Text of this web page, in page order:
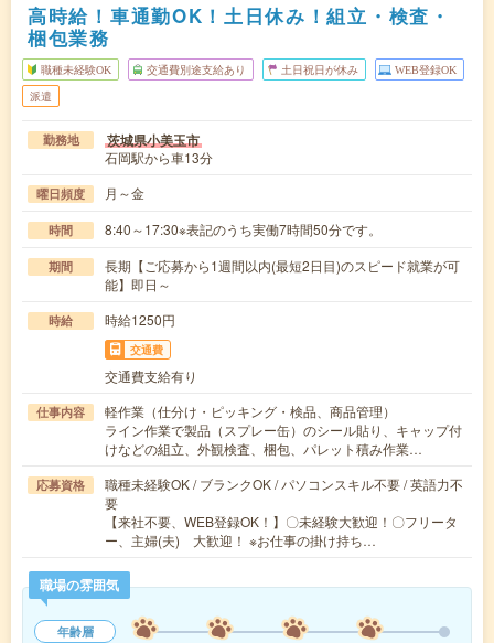
高時給！車通勤OK！土日休み！組立・検査・
梱包業務
職種未経験OK 交通費別途支給あり 土日祝日が休み WEB登録OK
派遣
勤務地 茨城県小美玉市
石岡駅から車13分
曜日頻度 月～金
時間 8:40～17:30※表記のうち実働7時間50分です。
期間
長期【ご応募から1週間以内(最短2日目)のスピード就業が可
能】即日～
時給 時給1250円
交通費
交通費支給有り
仕事内容
軽作業（仕分け・ピッキング・検品、商品管理）
ライン作業で製品（スプレー缶）のシール貼り、キャップ付
けなどの組立、外観検査、梱包、パレット積み作業…
応募資格
職種未経験OK / ブランクOK / パソコンスキル不要 / 英語力不
要
【来社不要、WEB登録OK！】〇未経験大歓迎！〇フリータ
ー、主婦(夫) 大歓迎！ ※お仕事の掛け持ち…
職場の雰囲気
年齢層